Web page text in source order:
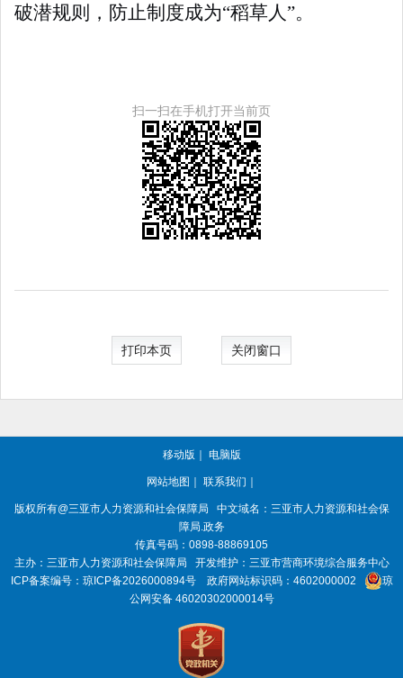
破潜规则，防止制度成为“稻草人”。
扫一扫在手机打开当前页
打印本页 关闭窗口
移动版 ｜ 电脑版
网站地图 ｜ 联系我们 ｜
版权所有@三亚市人力资源和社会保障局
中文域名：三亚市人力资源和社会保
障局.政务
传真号码：0898-88869105
主办：三亚市人力资源和社会保障局
开发维护：三亚市营商环境综合服务中心
ICP备案编号： 琼ICP备2026000894号 政府网站标识码： 4602000002
琼
公网安备 46020302000014号